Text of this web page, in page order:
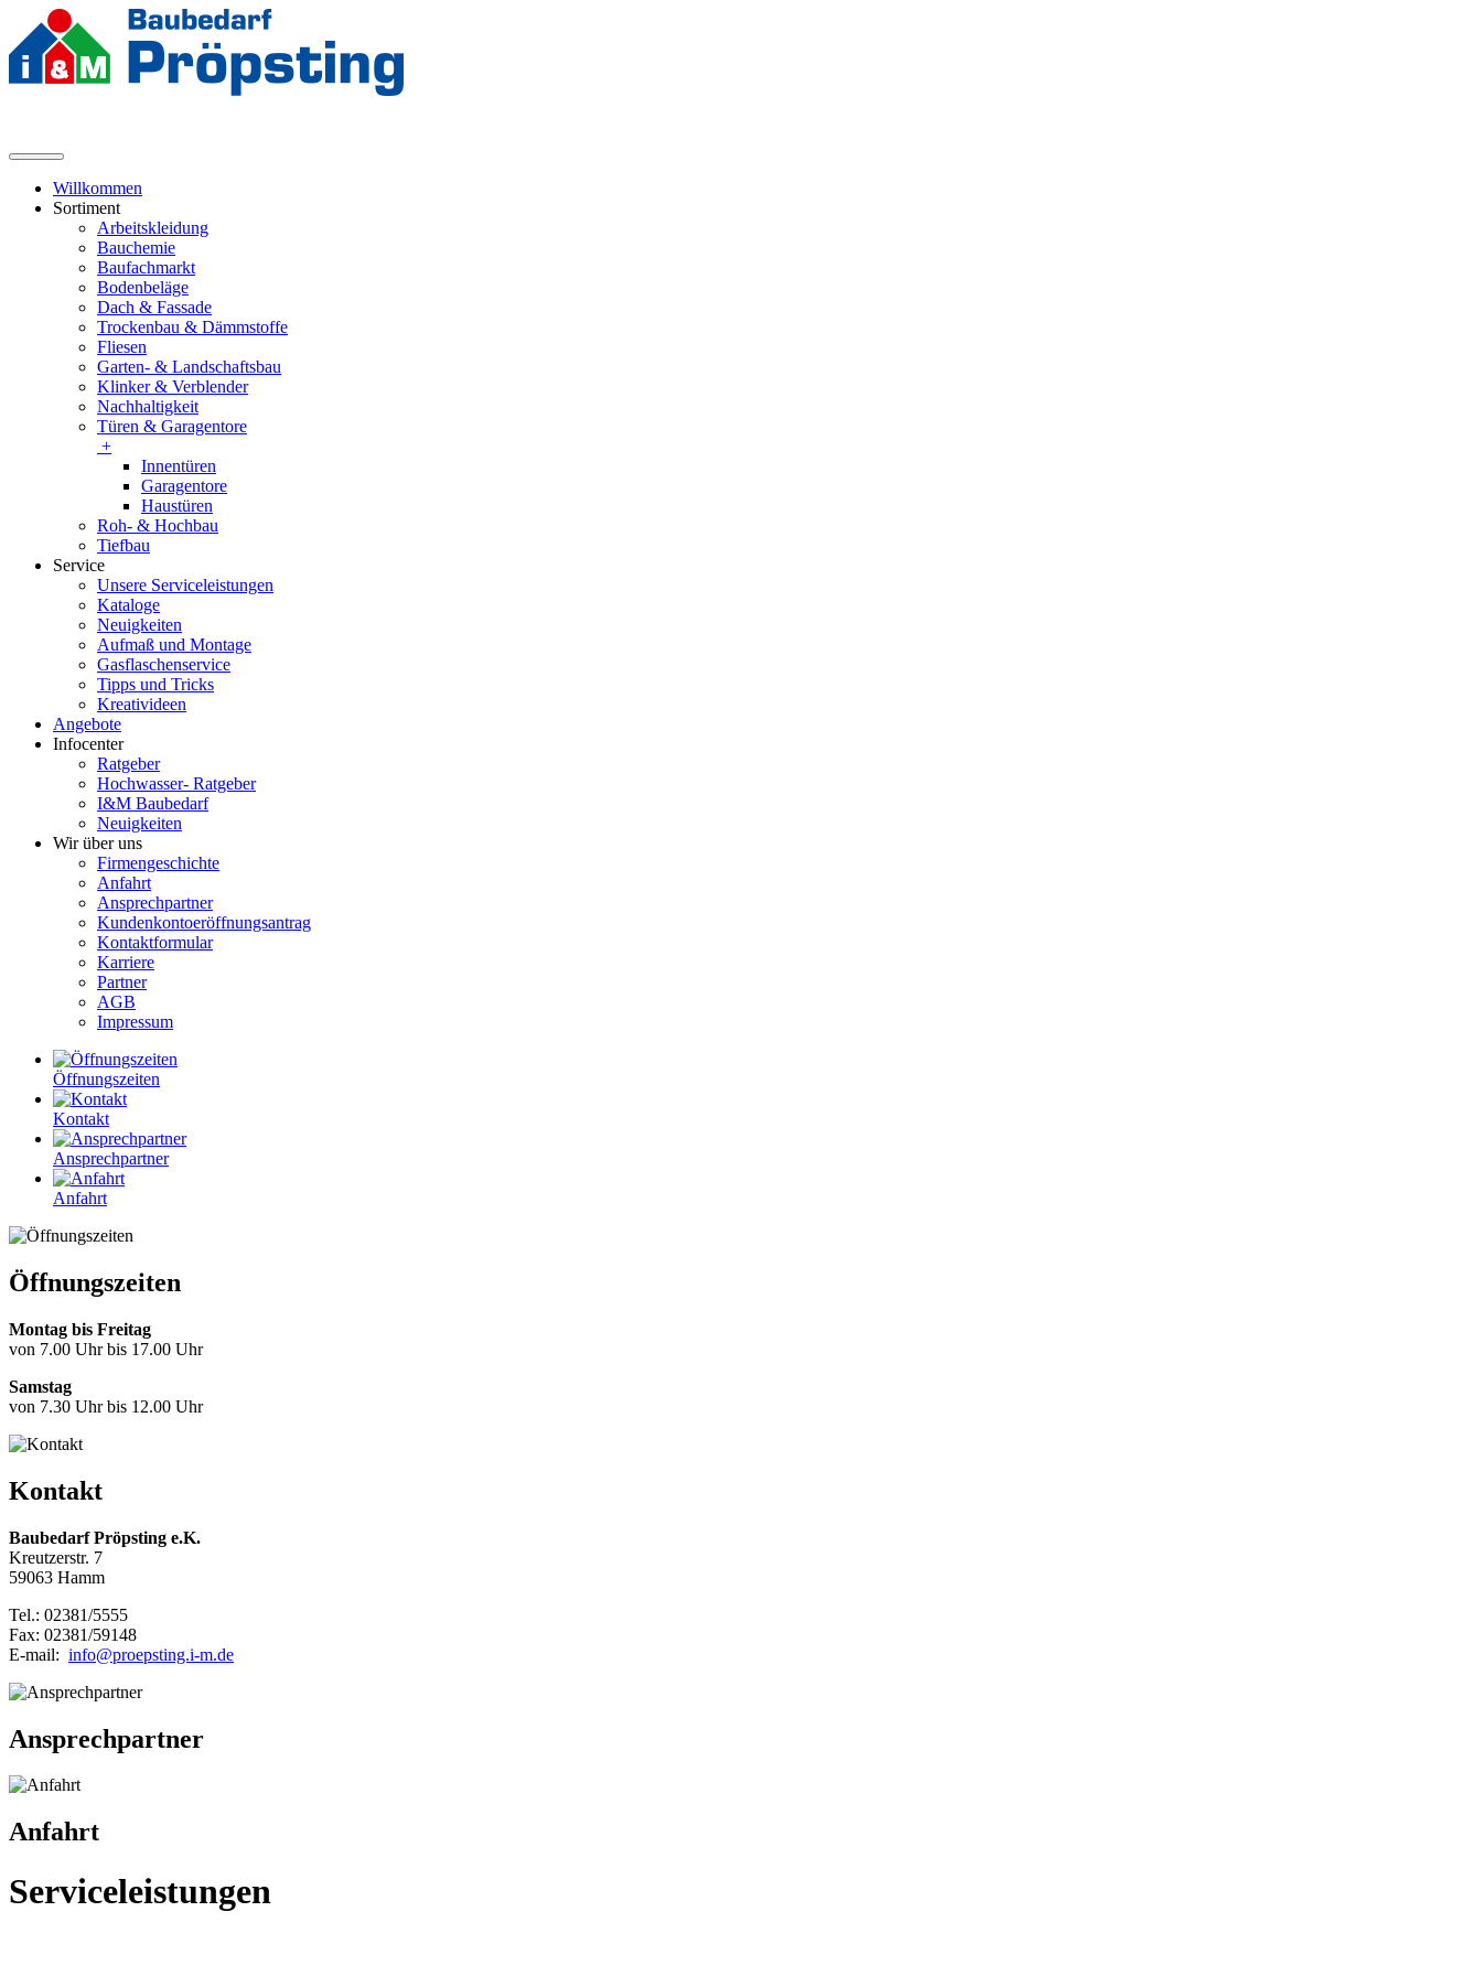
Willkommen
Sortiment
Arbeitskleidung
Bauchemie
Baufachmarkt
Bodenbeläge
Dach & Fassade
Trockenbau & Dämmstoffe
Fliesen
Garten- & Landschaftsbau
Klinker & Verblender
Nachhaltigkeit
Türen & Garagentore
+
Innentüren
Garagentore
Haustüren
Roh- & Hochbau
Tiefbau
Service
Unsere Serviceleistungen
Kataloge
Neuigkeiten
Aufmaß und Montage
Gasflaschenservice
Tipps und Tricks
Kreativideen
Angebote
Infocenter
Ratgeber
Hochwasser- Ratgeber
I&M Baubedarf
Neuigkeiten
Wir über uns
Firmengeschichte
Anfahrt
Ansprechpartner
Kundenkontoeröffnungsantrag
Kontaktformular
Karriere
Partner
AGB
Impressum
Öffnungszeiten
Kontakt
Ansprechpartner
Anfahrt
Öffnungszeiten
Montag bis Freitag
von 7.00 Uhr bis 17.00 Uhr
Samstag
von 7.30 Uhr bis 12.00 Uhr
Kontakt
Baubedarf Pröpsting e.K.
Kreutzerstr. 7
59063 Hamm
Tel.: 02381/5555
Fax: 02381/59148
E-mail: info@proepsting.i-m.de
Ansprechpartner
Anfahrt
Serviceleistungen